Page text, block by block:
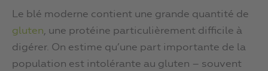
Le blé moderne contient une grande quantité de
gluten, une protéine particulièrement difficile à
digérer. On estime qu’une part importante de la
population est intolérante au gluten – souvent